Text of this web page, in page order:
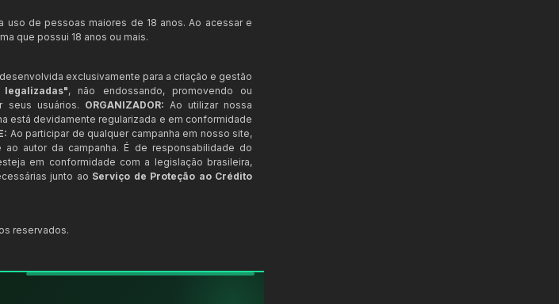
uso de pessoas maiores de 18 anos. Ao acessar e
que possui 18 anos ou mais.
exclusivamente para a criação e gestão
, não endossando, promovendo ou
seus usuários. ORGANIZADOR: Ao utilizar nossa
está devidamente regularizada e em conformidade
Ao participar de qualquer campanha em nosso site,
autor da campanha. É de responsabilidade do
em conformidade com a legislação brasileira,
junto ao Serviço de Proteção ao Crédito
reservados.